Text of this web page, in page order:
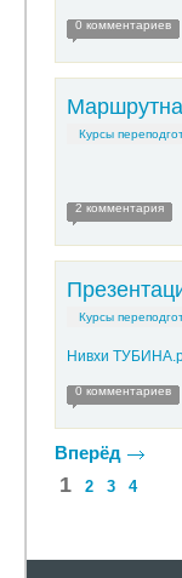
0 комментариев
Курсы
2 комментария
Курсы
Нивхи
0 комментариев
Вперёд
1 2 3 4